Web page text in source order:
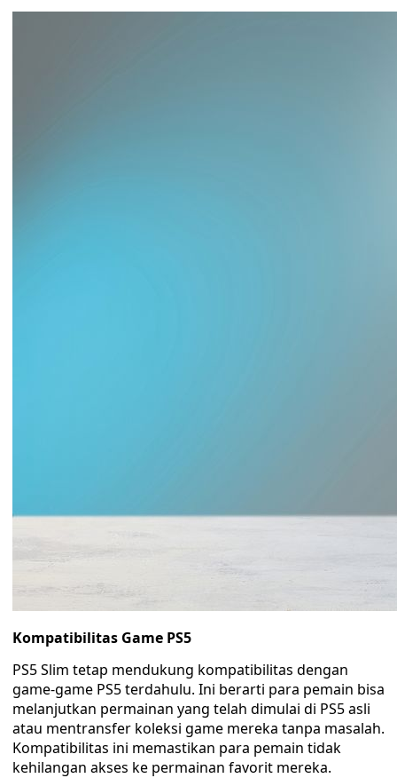
Kompatibilitas Game PS5
PS5 Slim tetap mendukung kompatibilitas dengan
game-game PS5 terdahulu. Ini berarti para pemain bisa
melanjutkan permainan yang telah dimulai di PS5 asli
atau mentransfer koleksi game mereka tanpa masalah.
Kompatibilitas ini memastikan para pemain tidak
kehilangan akses ke permainan favorit mereka.